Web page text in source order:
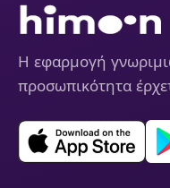
Η εφαρμογή
προσωπικότητα